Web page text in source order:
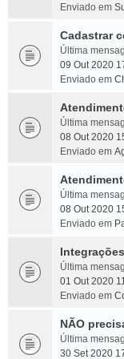
Enviado em
Cadastrar
Última
09 Out 2020
Enviado em
Última
08 Out 2020
Enviado em
Última
08 Out 2020
Enviado em
Última
01 Out 2020
Enviado em
NÃO
Última
30 Set 2020